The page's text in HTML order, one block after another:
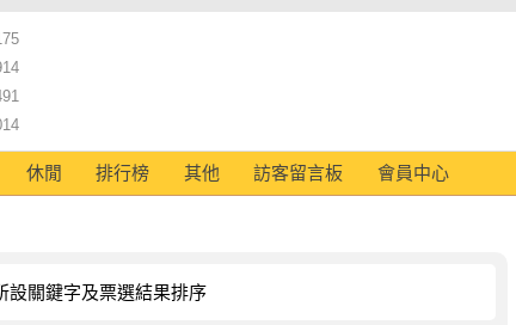
休閒 排行榜 其他 訪客留言板 會員中心
設關鍵字及票選結果排序